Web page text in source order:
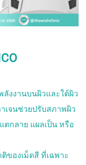
งงานบนผิวและใต้ผิว
เจนช่วยปรับสภาพผิว
กลาย แผลเป็น หรือ
ของเม็ดสี ที่เฉพาะ